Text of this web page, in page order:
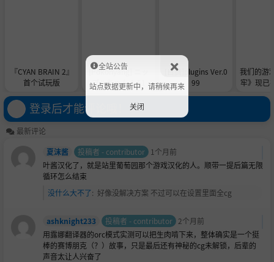
『CYAN BRAIN 2』
首个试玩版
[Pokonyang] ニッ
プルちゃん 1-51
[自费]plugins Ver.0
99
我们的游
牢》现已
登录后才能评论哦！
最新评论
夏沫酱
投稿者 - contributor
1个月前
叶酱汉化了，就是站里葡萄园那个游戏汉化的人。顺带一提后篇无限
循环怎么结束
没什么大不了: 好像没解决方案 不过可以在设置里面全cg
ashknight233 投稿者 - contributor 2个月前
用露娜翻译器的orc模式实测可以把生肉啃下来，整体确实是一个挺
棒的赛博朋克（？）故事，只是最后还有神秘的cg未解锁，后辈的
声音太让人兴奋了
全站公告
站点数据更新中，请稍候再来
关闭